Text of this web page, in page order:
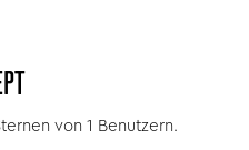
von 1 Benutzern.